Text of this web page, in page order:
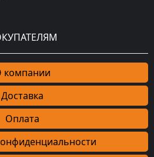
компании
Доставка
Оплата